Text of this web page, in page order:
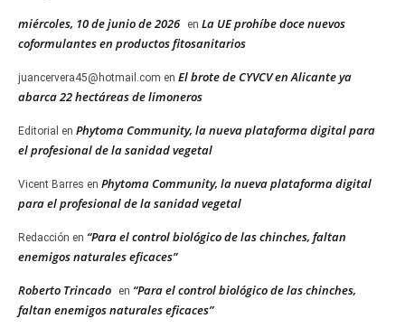
miércoles, 10 de junio de 2026 en La UE prohíbe doce nuevos
coformulantes en productos fitosanitarios
juancervera45@hotmail.com en El brote de CYVCV en Alicante ya
abarca 22 hectáreas de limoneros
Editorial en Phytoma Community, la nueva plataforma digital para
el profesional de la sanidad vegetal
Vicent Barres en Phytoma Community, la nueva plataforma digital
para el profesional de la sanidad vegetal
Redacción en “Para el control biológico de las chinches, faltan
enemigos naturales eficaces”
Roberto Trincado en “Para el control biológico de las chinches,
faltan enemigos naturales eficaces”